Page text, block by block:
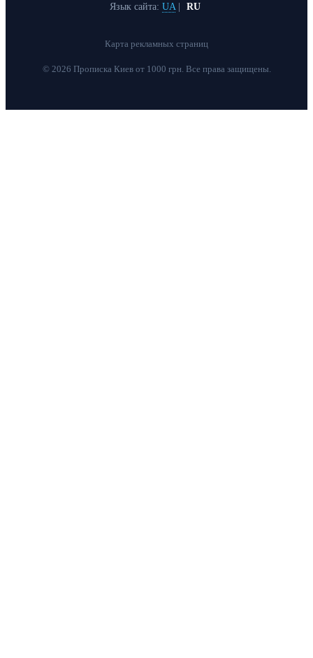
Язык сайта: UA| RU
Карта рекламных страниц
© 2026 Прописка Киев от 1000 грн. Все права защищены.